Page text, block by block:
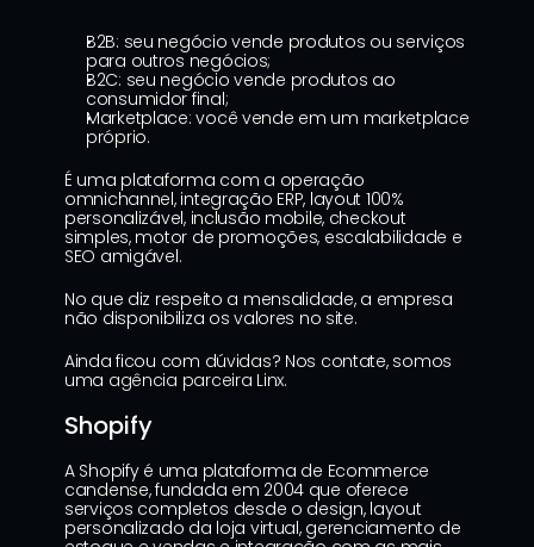
B2B: seu negócio vende produtos ou serviços
para outros negócios;
B2C: seu negócio vende produtos ao
consumidor final;
Marketplace: você vende em um marketplace
próprio.
É uma plataforma com a operação
omnichannel, integração ERP, layout 100%
personalizável, inclusão mobile, checkout
simples, motor de promoções, escalabilidade e
SEO amigável.
No que diz respeito a mensalidade, a empresa
não disponibiliza os valores no site.
Ainda ficou com dúvidas? Nos contate, somos
uma agência parceira Linx.
Shopify
A Shopify é uma plataforma de Ecommerce
candense, fundada em 2004 que oferece
serviços completos desde o design, layout
personalizado da loja virtual, gerenciamento de